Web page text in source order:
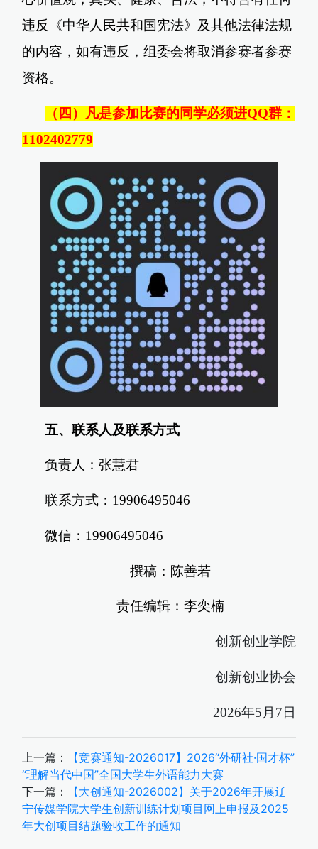
违反《中华人民共和国宪法》及其他法律法规
的内容，如有违反，组委会将取消参赛者参赛
资格。
（四）凡是参加比赛的同学必须进QQ群：
1102402779
五、联系人及联系方式
负责人：张慧君
联系方式：19906495046
微信：19906495046
撰稿：陈善若
责任编辑：李奕楠
创新创业学院
创新创业协会
2026年5月7日
上一篇：
【竞赛通知-2026017】2026“外研社·国才杯”
“理解当代中国”全国大学生外语能力大赛
下一篇：
【大创通知-2026002】关于2026年开展辽
宁传媒学院大学生创新训练计划项目网上申报及2025
年大创项目结题验收工作的通知